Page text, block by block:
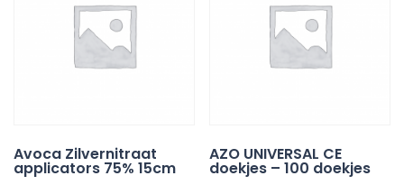
Avoca Zilvernitraat
applicators 75% 15cm
AZO UNIVERSAL CE
doekjes – 100 doekjes